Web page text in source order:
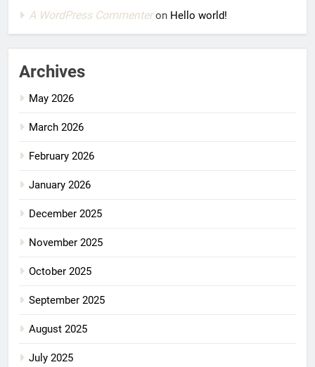
A WordPress Commenteron Hello world!
Archives
May 2026
March 2026
February 2026
January 2026
December 2025
November 2025
October 2025
September 2025
August 2025
July 2025